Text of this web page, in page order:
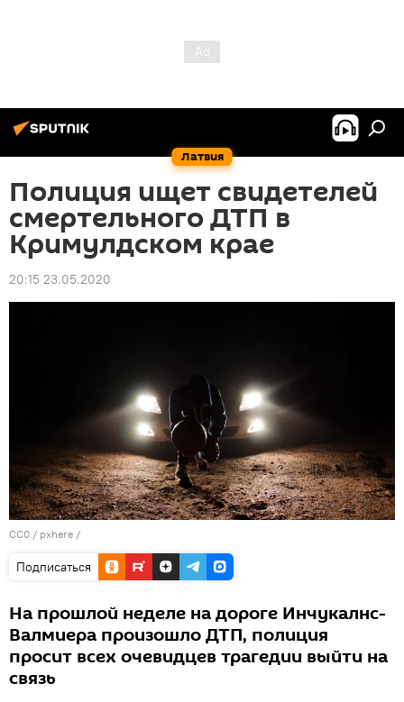
Латвия
Полиция ищет свидетелей
смертельного ДТП в
Кримулдском крае
20:15 23.05.2020
CC0 / pxhere /
Подписаться
На прошлой неделе на дороге Инчукалнс-
Валмиера произошло ДТП, полиция
просит всех очевидцев трагедии выйти на
связь